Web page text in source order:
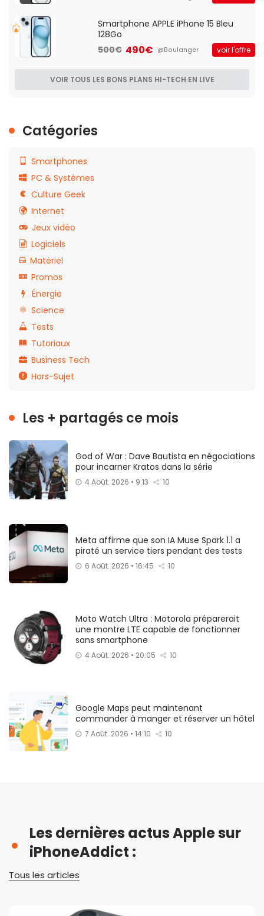
Smartphone APPLE iPhone 15 Bleu
128Go
500€ 490€ @Boulanger voir l'offre
VOIR TOUS LES BONS PLANS HI-TECH EN LIVE
Catégories
Smartphones
PC & Systèmes
Culture Geek
Internet
Jeux vidéo
Logiciels
Matériel
Promos
Énergie
Science
Tests
Tutoriaux
Business Tech
Hors-Sujet
Les + partagés ce mois
God of War : Dave Bautista en négociations
pour incarner Kratos dans la série
4 Août. 2026 • 9:13 10
Meta affirme que son IA Muse Spark 1.1 a
piraté un service tiers pendant des tests
6 Août. 2026 • 16:45 10
Moto Watch Ultra : Motorola préparerait
une montre LTE capable de fonctionner
sans smartphone
4 Août. 2026 • 20:05 10
Google Maps peut maintenant
commander à manger et réserver un hôtel
7 Août. 2026 • 14:10 10
Les dernières actus Apple sur
iPhoneAddict :
Tous les articles